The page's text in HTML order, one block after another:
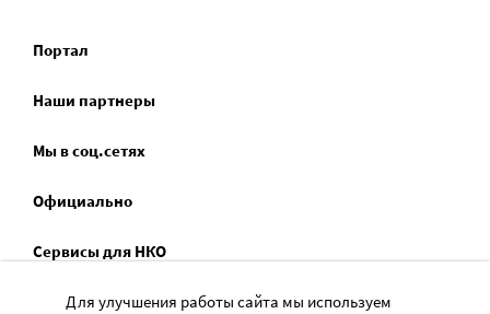
Портал
Наши партнеры
Мы в соц.сетях
Официально
Сервисы для НКО
Спецпроекты
Для улучшения работы сайта мы используем